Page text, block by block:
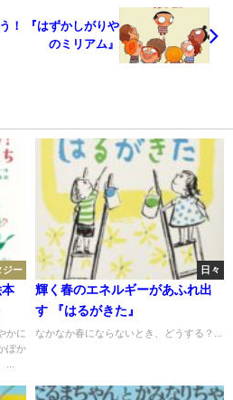
！ 『はずかしがりや
のミリアム』
ジー
かに
ぽか
...
日々
輝く春のエネルギーがあふれ出
す 『はるがきた』
なかなか春にならないとき、どうする？...